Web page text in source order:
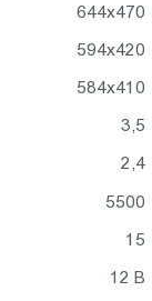
644x470
594x420
584x410
3,5
2,4
5500
15
12 В